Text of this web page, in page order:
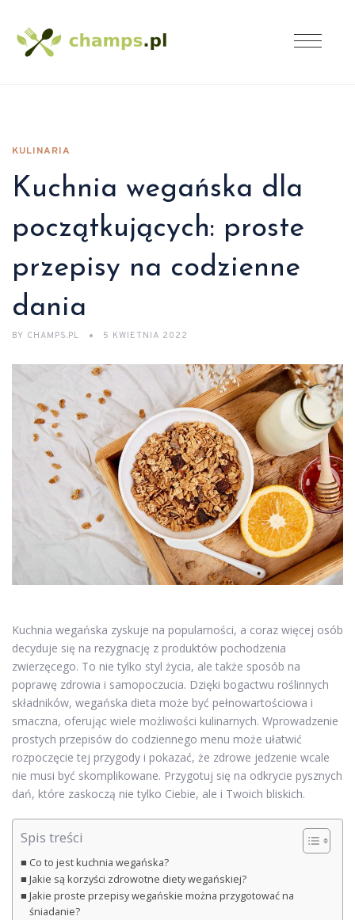
KULINARIA
Kuchnia wegańska dla
początkujących: proste
przepisy na codzienne
dania
BY CHAMPS.PL 5 KWIETNIA 2022
Kuchnia wegańska zyskuje na popularności, a coraz więcej osób
decyduje się na rezygnację z produktów pochodzenia
zwierzęcego. To nie tylko styl życia, ale także sposób na
poprawę zdrowia i samopoczucia. Dzięki bogactwu roślinnych
składników, wegańska dieta może być pełnowartościowa i
smaczna, oferując wiele możliwości kulinarnych. Wprowadzenie
prostych przepisów do codziennego menu może ułatwić
rozpoczęcie tej przygody i pokazać, że zdrowe jedzenie wcale
nie musi być skomplikowane. Przygotuj się na odkrycie pysznych
dań, które zaskoczą nie tylko Ciebie, ale i Twoich bliskich.
Spis treści
Co to jest kuchnia wegańska?
Jakie są korzyści zdrowotne diety wegańskiej?
Jakie proste przepisy wegańskie można przygotować na
śniadanie?